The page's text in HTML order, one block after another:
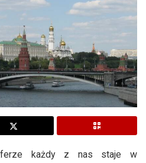
każdy z nas staje w